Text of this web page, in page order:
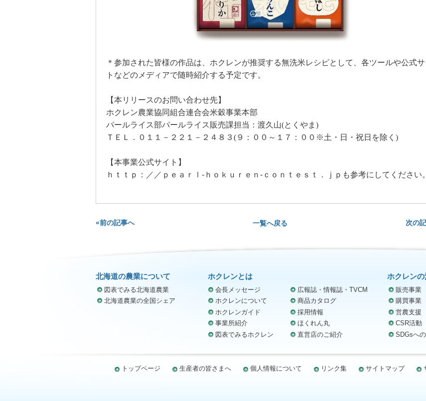
＊参加された皆様の作品は、ホクレンが推奨する無洗米レシピとして、各ツールや公式サ
トなどのメディアで随時紹介する予定です。
【本リリースのお問い合わせ先】
ホクレン農業協同組合連合会米穀事業本部
パールライス部パールライス販売課担当：渡久山(とくやま )
ＴＥＬ．０１１－２２１－２４８３ (９：００～１７：００※土・日・祝日を除く )
【本事業公式サイト】
ｈｔｔｐ：／／ｐｅａｒｌ‐ｈｏｋｕｒｅｎ‐ｃｏｎｔｅｓｔ．ｊｐも参考にしてください。
一覧へ戻る
«前の記事へ 次の
北海道の農業について
図表でみる北海道農業
北海道農業の全国シェア
ホクレンとは
会長メッセージ
ホクレンについて
ホクレンガイド
事業所紹介
図表でみるホクレン
広報誌・情報誌・TVCM
商品カタログ
採用情報
ほくれん丸
直営店のご紹介
ホクレン
販売事業
購買事業
営農支援
CSR活動
SDGsへ
トップページ 生産者の皆さまへ 個人情報について リンク集 サイトマップ